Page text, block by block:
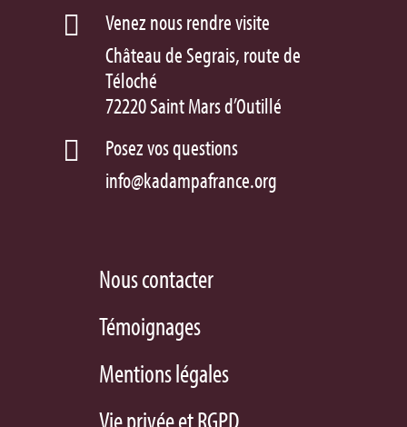

Venez nous rendre visite
Château de Segrais, route de
Téloché
72220 Saint Mars d’Outillé

Posez vos questions
info@kadampafrance.org
Nous contacter
Témoignages
Mentions légales
Vie privée et RGPD